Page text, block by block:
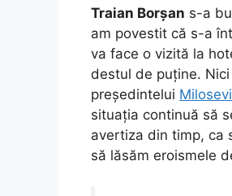
Traian Borșan s-a
am povestit că s-a
va face o vizită la
destul de puține.
președintelui
situația continuă să
avertiza din timp, ca
să lăsăm eroismele